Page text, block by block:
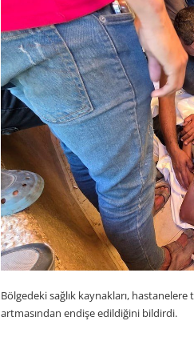
Bölgedeki sağlık kaynakları,
artmasından endişe edildiğini bildirdi.